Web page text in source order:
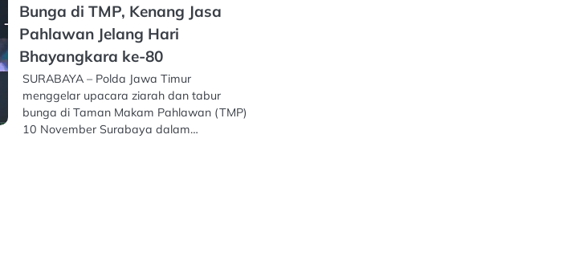
Bunga di TMP, Kenang Jasa
Pahlawan Jelang Hari
Bhayangkara ke-80
SURABAYA – Polda Jawa Timur
menggelar upacara ziarah dan tabur
bunga di Taman Makam Pahlawan (TMP)
10 November Surabaya dalam…